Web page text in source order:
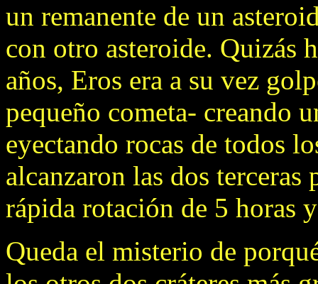
un remanente de un
con otro asteroide. Quizás
años, Eros era a su vez
pequeño cometa- creando
eyectando rocas de todos
alcanzaron las dos
rápida rotación de 5 horas
Queda el misterio de